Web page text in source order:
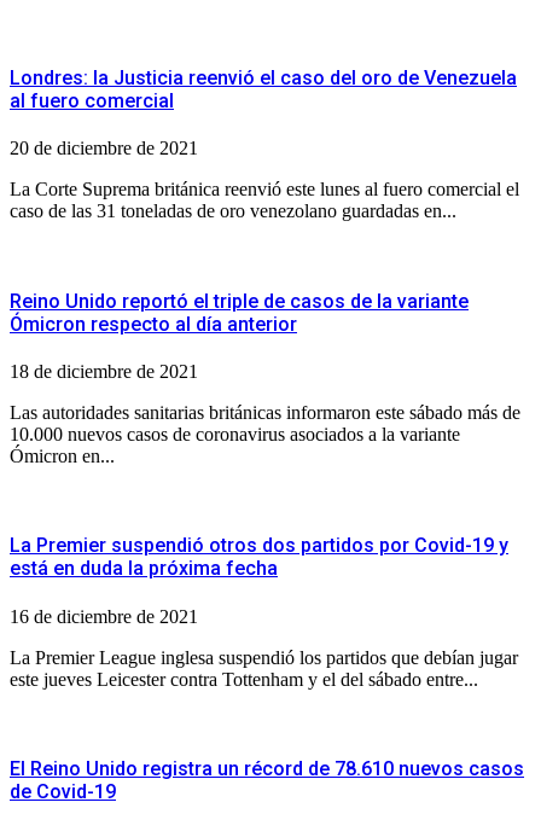
Londres: la Justicia reenvió el caso del oro de Venezuela
al fuero comercial
20 de diciembre de 2021
La Corte Suprema británica reenvió este lunes al fuero comercial el
caso de las 31 toneladas de oro venezolano guardadas en...
Reino Unido reportó el triple de casos de la variante
Ómicron respecto al día anterior
18 de diciembre de 2021
Las autoridades sanitarias británicas informaron este sábado más de
10.000 nuevos casos de coronavirus asociados a la variante
Ómicron en...
La Premier suspendió otros dos partidos por Covid-19 y
está en duda la próxima fecha
16 de diciembre de 2021
La Premier League inglesa suspendió los partidos que debían jugar
este jueves Leicester contra Tottenham y el del sábado entre...
El Reino Unido registra un récord de 78.610 nuevos casos
de Covid-19